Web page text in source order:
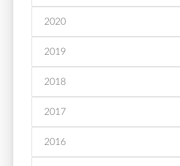
2020
2019
2018
2017
2016